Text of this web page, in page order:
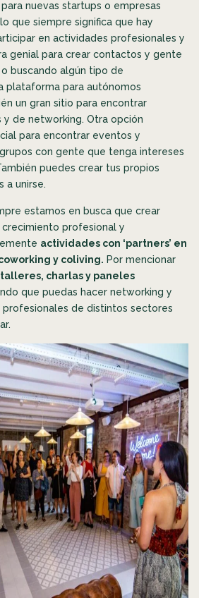
nuevas startups o empresas
que siempre significa que hay
en actividades profesionales y
genial para crear contactos y gente
buscando algún tipo de
plataforma para autónomos
un gran sitio para encontrar
de networking. Otra opción
para encontrar eventos y
con gente que tenga intereses
puedes crear tus propios
a unirse.
estamos en busca que crear
profesional y
actividades con ‘partners’ en
y coliving. Por mencionar
talleres, charlas y paneles
que puedas hacer networking y
de distintos sectores